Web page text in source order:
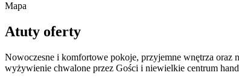
Mapa
Atuty oferty
Nowoczesne i komfortowe pokoje, przyjemne wnętrza oraz
wyżywienie chwalone przez Gości i niewielkie centrum